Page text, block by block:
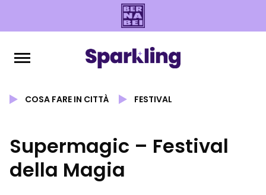
COSA FARE IN CITTÀ FESTIVAL
Supermagic – Festival
della Magia